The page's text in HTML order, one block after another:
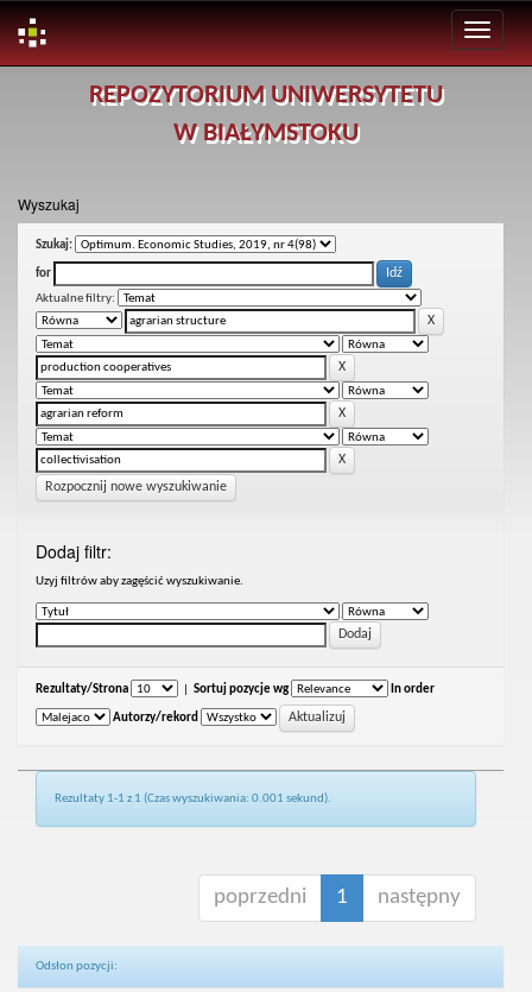
REPOZYTORIUM UNIWERSYTETU
W BIAŁYMSTOKU
Wyszukaj
Szukaj:
for
Aktualne filtry:
Rozpocznij nowe wyszukiwanie
Dodaj filtr:
Uzyj filtrów aby zagęścić wyszukiwanie.
Rezultaty/Strona Sortuj pozycje wg In order
Autorzy/rekord
Rezultaty 1-1 z 1 (Czas wyszukiwania: 0.001 sekund).
poprzedni 1 następny
Odsłon pozycji: